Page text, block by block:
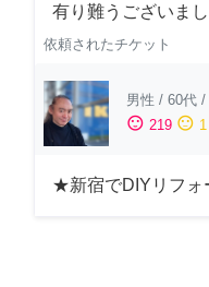
有り難うございまし
依頼されたチケット
男性 / 60代 /
sentiment_satisfied 219 sentiment_neutral 1
★新宿でDIYリフ